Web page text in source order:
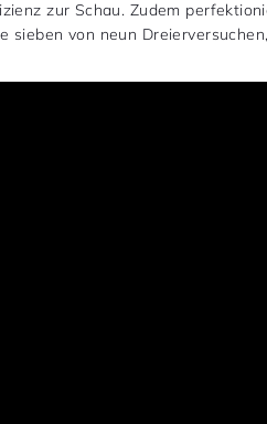
zur Schau. Zudem
sieben von neun Dreierversuchen,